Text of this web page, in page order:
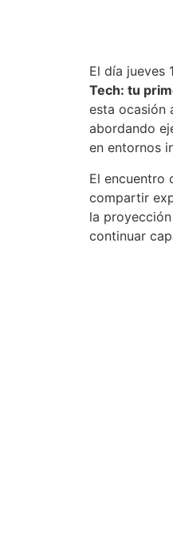
El día jueves
Tech: tu
esta ocasión
abordando
en entornos
El encuentro
compartir
la
continuar